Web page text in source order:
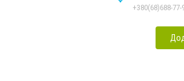
+380(68)688-77-